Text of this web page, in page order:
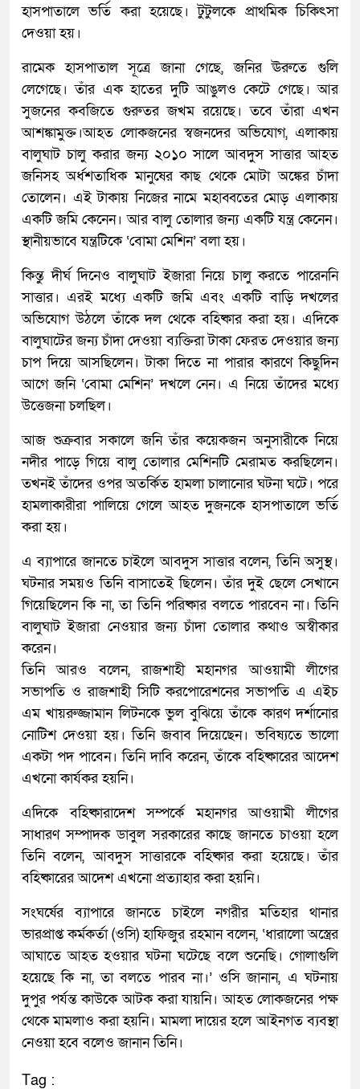
হাসপাতালে ভর্তি করা হয়েছে। টুটুলকে প্রাথমিক চিকিৎসা
দেওয়া হয়।
রামেক হাসপাতাল সূত্রে জানা গেছে, জনির ঊরুতে গুলি
লেগেছে। তাঁর এক হাতের দুটি আঙুলও কেটে গেছে। আর
সুজনের কবজিতে গুরুতর জখম রয়েছে। তবে তাঁরা এখন
আশঙ্কামুক্ত।আহত লোকজনের স্বজনদের অভিযোগ, এলাকায়
বালুঘাট চালু করার জন্য ২০১০ সালে আবদুস সাত্তার আহত
জনিসহ অর্ধশতাধিক মানুষের কাছ থেকে মোটা অঙ্কের চাঁদা
তোলেন। এই টাকায় নিজের নামে মহাব্বতের মোড় এলাকায়
একটি জমি কেনেন। আর বালু তোলার জন্য একটি যন্ত্র কেনেন।
স্থানীয়ভাবে যন্ত্রটিকে ‘বোমা মেশিন’ বলা হয়।
কিন্তু দীর্ঘ দিনেও বালুঘাট ইজারা নিয়ে চালু করতে পারেননি
সাত্তার। এরই মধ্যে একটি জমি এবং একটি বাড়ি দখলের
অভিযোগ উঠলে তাঁকে দল থেকে বহিষ্কার করা হয়। এদিকে
বালুঘাটের জন্য চাঁদা দেওয়া ব্যক্তিরা টাকা ফেরত দেওয়ার জন্য
চাপ দিয়ে আসছিলেন। টাকা দিতে না পারার কারণে কিছুদিন
আগে জনি ‘বোমা মেশিন’ দখলে নেন। এ নিয়ে তাঁদের মধ্যে
উত্তেজনা চলছিল।
আজ শুক্রবার সকালে জনি তাঁর কয়েকজন অনুসারীকে নিয়ে
নদীর পাড়ে গিয়ে বালু তোলার মেশিনটি মেরামত করছিলেন।
তখনই তাঁদের ওপর অতর্কিত হামলা চালানোর ঘটনা ঘটে। পরে
হামলাকারীরা পালিয়ে গেলে আহত দুজনকে হাসপাতালে ভর্তি
করা হয়।
এ ব্যাপারে জানতে চাইলে আবদুস সাত্তার বলেন, তিনি অসুস্থ।
ঘটনার সময়ও তিনি বাসাতেই ছিলেন। তাঁর দুই ছেলে সেখানে
গিয়েছিলেন কি না, তা তিনি পরিষ্কার বলতে পারবেন না। তিনি
বালুঘাট ইজারা নেওয়ার জন্য চাঁদা তোলার কথাও অস্বীকার
করেন।
তিনি আরও বলেন, রাজশাহী মহানগর আওয়ামী লীগের
সভাপতি ও রাজশাহী সিটি করপোরেশনের সভাপতি এ এইচ
এম খায়রুজ্জামান লিটনকে ভুল বুঝিয়ে তাঁকে কারণ দর্শানোর
নোটিশ দেওয়া হয়। তিনি জবাব দিয়েছেন। ভবিষ্যতে ভালো
একটা পদ পাবেন। তিনি দাবি করেন, তাঁকে বহিষ্কারের আদেশ
এখনো কার্যকর হয়নি।
এদিকে বহিষ্কারাদেশ সম্পর্কে মহানগর আওয়ামী লীগের
সাধারণ সম্পাদক ডাবুল সরকারের কাছে জানতে চাওয়া হলে
তিনি বলেন, আবদুস সাত্তারকে বহিষ্কার করা হয়েছে। তাঁর
বহিষ্কারের আদেশ এখনো প্রত্যাহার করা হয়নি।
সংঘর্ষের ব্যাপারে জানতে চাইলে নগরীর মতিহার থানার
ভারপ্রাপ্ত কর্মকর্তা (ওসি) হাফিজুর রহমান বলেন, ‘ধারালো অস্ত্রের
আঘাতে আহত হওয়ার ঘটনা ঘটেছে বলে শুনেছি। গোলাগুলি
হয়েছে কি না, তা বলতে পারব না।’ ওসি জানান, এ ঘটনায়
দুপুর পর্যন্ত কাউকে আটক করা যায়নি। আহত লোকজনের পক্ষ
থেকে মামলাও করা হয়নি। মামলা দায়ের হলে আইনগত ব্যবস্থা
নেওয়া হবে বলেও জানান তিনি।
Tag :